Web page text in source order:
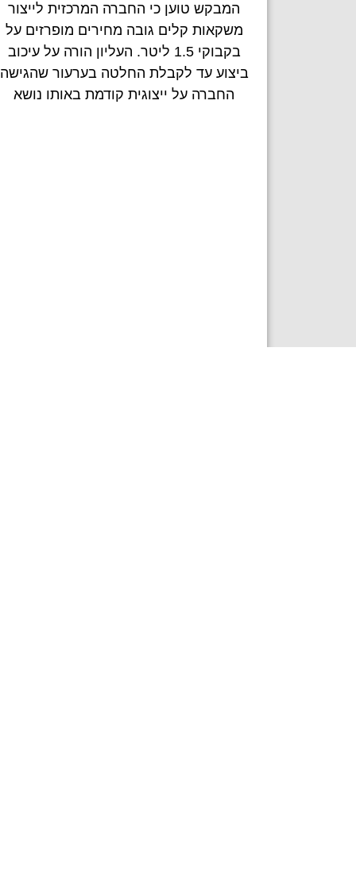
המבקש טוען כי החברה המרכזית לייצור
משקאות קלים גובה מחירים מופרזים על
בקבוקי 1.5 ליטר. העליון הורה על עיכוב
ביצוע עד לקבלת החלטה בערעור שהגישה
החברה על ייצוגית קודמת באותו נושא